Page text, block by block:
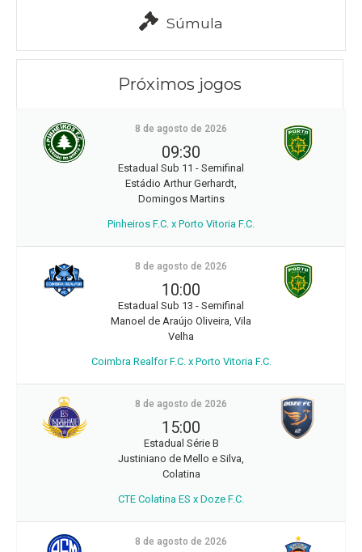
Súmula
Próximos jogos
8 de agosto de 2026
09:30
Estadual Sub 11 - Semifinal
Estádio Arthur Gerhardt,
Domingos Martins
Pinheiros F.C. x Porto Vitoria F.C.
8 de agosto de 2026
10:00
Estadual Sub 13 - Semifinal
Manoel de Araújo Oliveira, Vila
Velha
Coimbra Realfor F.C. x Porto Vitoria F.C.
8 de agosto de 2026
15:00
Estadual Série B
Justiniano de Mello e Silva,
Colatina
CTE Colatina ES x Doze F.C.
8 de agosto de 2026